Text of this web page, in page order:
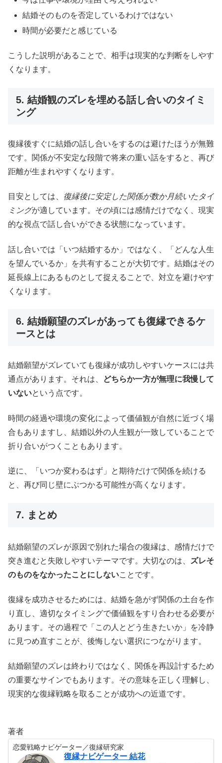
結婚そのものを否定しているわけではない
時間が必要だと感じている
こうした説明があることで、相手は現実的な判断をしやす
くなります。
5. 結婚観のズレを埋める話し合いのタイミ
ング
復縁後すぐに結婚の話し合いをするのは避けたほうが無難
です。関係が不安定な段階で将来の重い話をすると、再び
距離が生まれやすくなります。
目安としては、 復縁後に安定した関係が数か月続いたタイ
ミングが適しています。その頃には感情だけでなく、現実
的な視点で話し合いができる状態になっています。
話し合いでは「いつ結婚するか」ではなく、「どんな人生
を望んでいるか」を共有することが大切です。結婚はその
延長線上にあるものとして捉えることで、対立を避けやす
くなります。
6. 結婚願望のズレがあっても復縁できるケ
ースとは
結婚願望がズレていても復縁が成功しやすいケースには共
通点があります。それは、
どちらか一方が無理に我慢して
いないという点です。
時間の経過や環境の変化によって価値観が自然に近づく場
合もありますし、結婚以外の人生観が一致していることで
折り合いがつくこともあります。
逆に、「いつか変わるはず」と期待だけで関係を続ける
と、再び同じ壁にぶつかる可能性が高くなります。
7. まとめ
結婚願望のズレが原因で別れた場合の復縁は、感情だけで
突き進むと失敗しやすいテーマです。大切なのは、
ズレそ
のものをなかったことにしないことです。
復縁を成功させるためには、結婚を急がず関係の土台を作
り直し、適切なタイミングで価値観をすり合わせる必要が
あります。その過程で「この人とどう生きたいか」を冷静
に見つめ直すことが、後悔しない選択につながります。
結婚願望のズレは終わりではなく、関係を再設計するため
の重要なサインでもあります。その意味を正しく理解し、
現実的な復縁戦略を取ることが成功への近道です。
著者
恋愛戦略ナビゲーター／復縁研究家
復縁ナビゲーター 結花